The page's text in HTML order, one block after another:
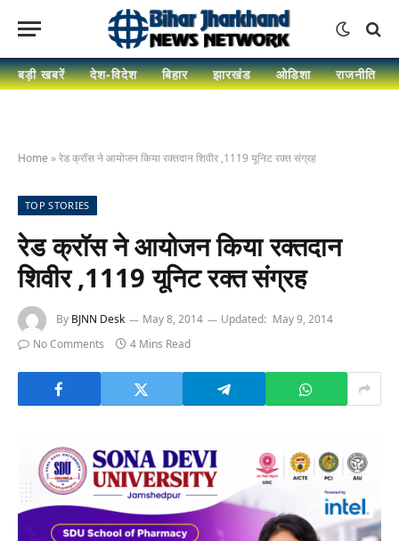
बड़ी खबरें देश-विदेश बिहार झारखंड ओडिशा राजनीति
Home »रेड क्रॉस ने आयोजन किया रक्तदान शिवीर ,1119 यूनिट रक्त संग्रह
TOP STORIES
रेड क्रॉस ने आयोजन किया रक्तदान
शिवीर ,1119 यूनिट रक्त संग्रह
By BJNN Desk May 8, 2014 Updated: May 9, 2014
No Comments
4 Mins Read